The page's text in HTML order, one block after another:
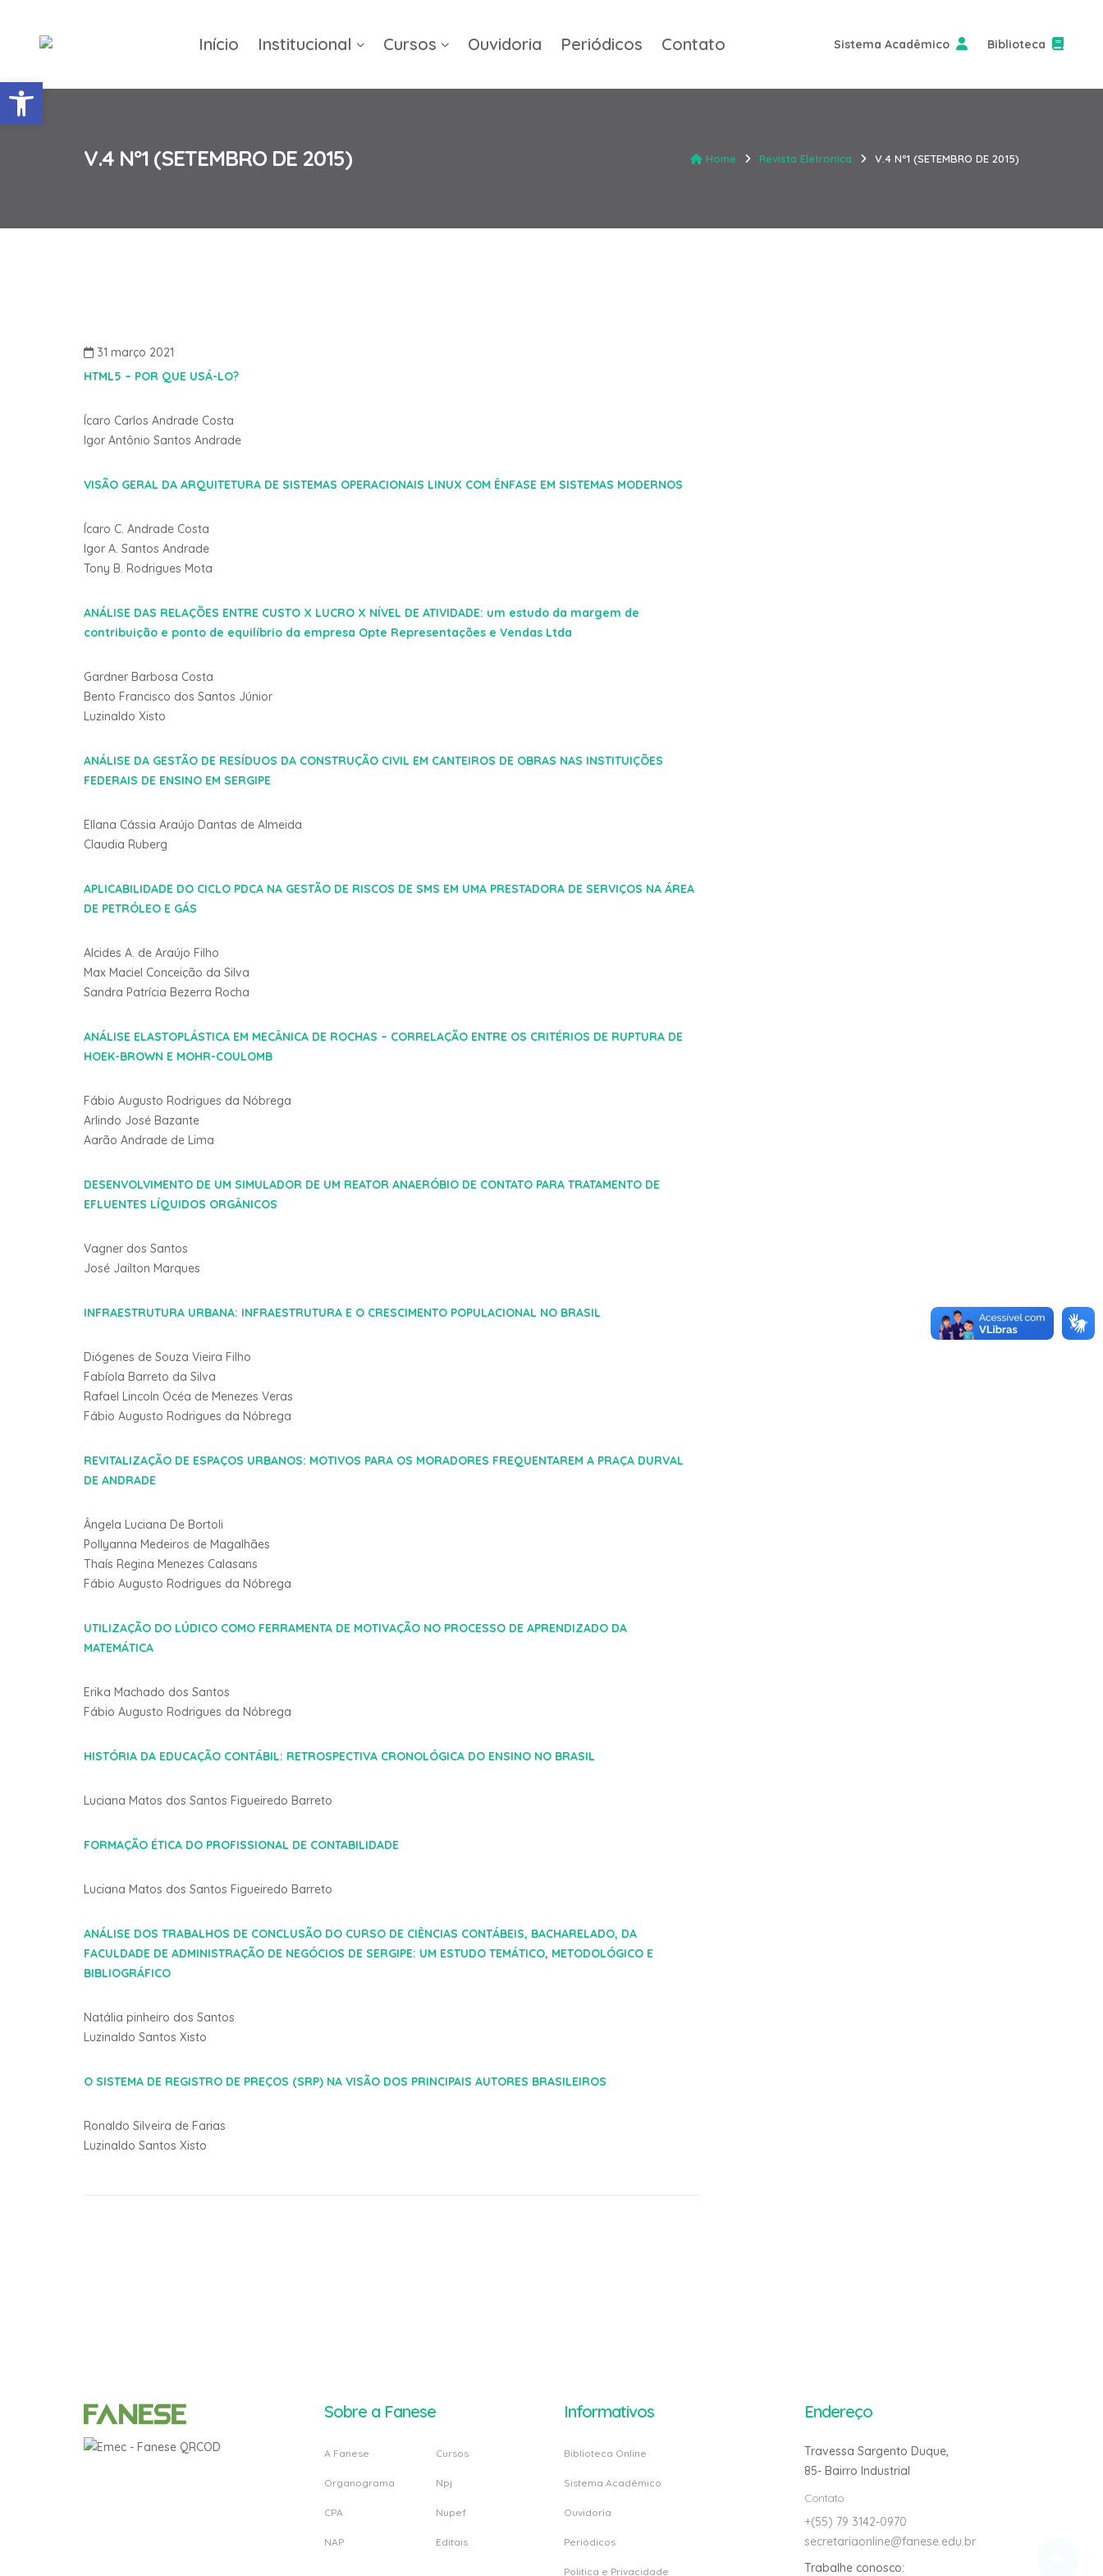
Início Institucional Cursos Ouvidoria Periódicos Contato Sistema Acadêmico Biblioteca
V.4 Nº1 (SETEMBRO DE 2015) Home Revista Eletronica V.4 Nº1 (SETEMBRO DE 2015)
31 março 2021
HTML5 – POR QUE USÁ-LO?
Ícaro Carlos Andrade Costa
Igor Antônio Santos Andrade
VISÃO GERAL DA ARQUITETURA DE SISTEMAS OPERACIONAIS LINUX COM ÊNFASE EM SISTEMAS MODERNOS
Ícaro C. Andrade Costa
Igor A. Santos Andrade
Tony B. Rodrigues Mota
ANÁLISE DAS RELAÇÕES ENTRE CUSTO X LUCRO X NÍVEL DE ATIVIDADE: um estudo da margem de
contribuição e ponto de equilíbrio da empresa Opte Representações e Vendas Ltda
Gardner Barbosa Costa
Bento Francisco dos Santos Júnior
Luzinaldo Xisto
ANÁLISE DA GESTÃO DE RESÍDUOS DA CONSTRUÇÃO CIVIL EM CANTEIROS DE OBRAS NAS INSTITUIÇÕES
FEDERAIS DE ENSINO EM SERGIPE
Ellana Cássia Araújo Dantas de Almeida
Claudia Ruberg
APLICABILIDADE DO CICLO PDCA NA GESTÃO DE RISCOS DE SMS EM UMA PRESTADORA DE SERVIÇOS NA ÁREA
DE PETRÓLEO E GÁS
Alcides A. de Araújo Filho
Max Maciel Conceição da Silva
Sandra Patrícia Bezerra Rocha
ANÁLISE ELASTOPLÁSTICA EM MECÂNICA DE ROCHAS – CORRELAÇÃO ENTRE OS CRITÉRIOS DE RUPTURA DE
HOEK-BROWN E MOHR-COULOMB
Fábio Augusto Rodrigues da Nóbrega
Arlindo José Bazante
Aarão Andrade de Lima
DESENVOLVIMENTO DE UM SIMULADOR DE UM REATOR ANAERÓBIO DE CONTATO PARA TRATAMENTO DE
EFLUENTES LÍQUIDOS ORGÂNICOS
Vagner dos Santos
José Jailton Marques
INFRAESTRUTURA URBANA: INFRAESTRUTURA E O CRESCIMENTO POPULACIONAL NO BRASIL
Diógenes de Souza Vieira Filho
Fabíola Barreto da Silva
Rafael Lincoln Océa de Menezes Veras
Fábio Augusto Rodrigues da Nóbrega
REVITALIZAÇÃO DE ESPAÇOS URBANOS: MOTIVOS PARA OS MORADORES FREQUENTAREM A PRAÇA DURVAL
DE ANDRADE
Ângela Luciana De Bortoli
Pollyanna Medeiros de Magalhães
Thaís Regina Menezes Calasans
Fábio Augusto Rodrigues da Nóbrega
UTILIZAÇÃO DO LÚDICO COMO FERRAMENTA DE MOTIVAÇÃO NO PROCESSO DE APRENDIZADO DA
MATEMÁTICA
Erika Machado dos Santos
Fábio Augusto Rodrigues da Nóbrega
HISTÓRIA DA EDUCAÇÃO CONTÁBIL: RETROSPECTIVA CRONOLÓGICA DO ENSINO NO BRASIL
Luciana Matos dos Santos Figueiredo Barreto
FORMAÇÃO ÉTICA DO PROFISSIONAL DE CONTABILIDADE
Luciana Matos dos Santos Figueiredo Barreto
ANÁLISE DOS TRABALHOS DE CONCLUSÃO DO CURSO DE CIÊNCIAS CONTÁBEIS, BACHARELADO, DA
FACULDADE DE ADMINISTRAÇÃO DE NEGÓCIOS DE SERGIPE: UM ESTUDO TEMÁTICO, METODOLÓGICO E
BIBLIOGRÁFICO
Natália pinheiro dos Santos
Luzinaldo Santos Xisto
O SISTEMA DE REGISTRO DE PREÇOS (SRP) NA VISÃO DOS PRINCIPAIS AUTORES BRASILEIROS
Ronaldo Silveira de Farias
Luzinaldo Santos Xisto
Sobre a Fanese
A Fanese
Organograma
CPA
NAP
Cursos
Npj
Nupef
Editais
Informativos
Biblioteca Online
Sistema Acadêmico
Ouvidoria
Periódicos
Politica e Privacidade
Endereço
Travessa Sargento Duque,
85- Bairro Industrial
Contato
+(55) 79 3142-0970
secretariaonline@fanese.edu.br
Trabalhe conosco:
Barra de Ferramentas Aberta